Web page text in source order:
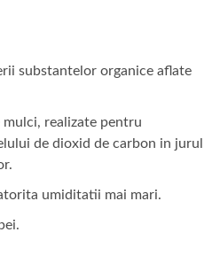
substantelor organice aflate
realizate pentru
de dioxid de carbon in jurul
umiditatii mai mari.